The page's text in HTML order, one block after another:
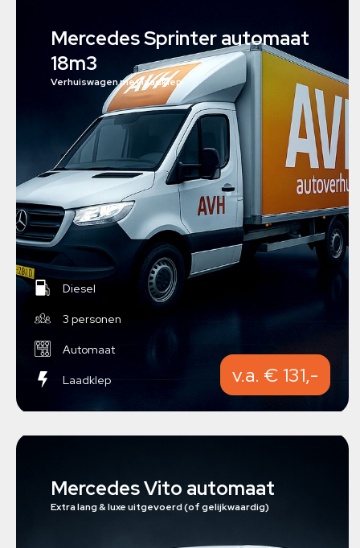
Mercedes Sprinter automaat
18m3
Verhuiswagen met laadklep
Diesel
3 personen
Automaat
Laadklep v.a. € 131,-
Mercedes Vito automaat
Extra lang & luxe uitgevoerd (of gelijkwaardig)